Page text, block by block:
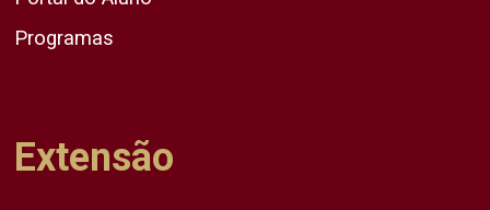
Programas
Extensão